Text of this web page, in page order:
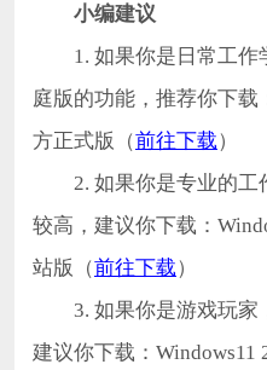
小编建议
1. 如果你是日常工作
庭版的功能，推荐你下载
方正式版（前往下载）
2. 如果你是专业的工
较高，建议你下载：
站版（前往下载）
3. 如果你是游戏玩家
建议你下载：Windows11